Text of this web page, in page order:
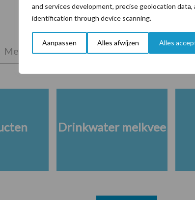
and services development, precise geolocation data,
identification through device scanning.
Aanpassen Alles afwijzen Alles
Melkveebedrijf Veevoer Wet en
Drinkwater melkvee